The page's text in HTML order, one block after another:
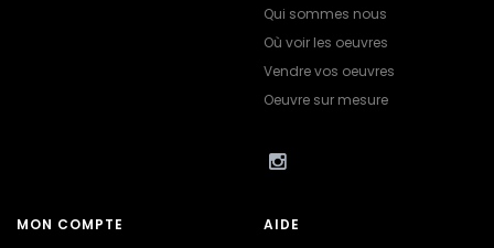
Qui sommes nous
Où voir les oeuvres
Vendre vos oeuvres
Oeuvre sur mesure
MON COMPTE AIDE